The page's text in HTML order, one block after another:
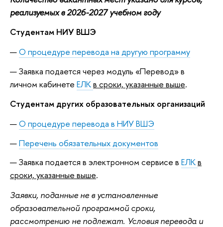
реализуемых в 2026-2027 учебном году
Студентам НИУ ВШЭ
О процедуре перевода на другую программу
Заявка подается через модуль «Перевод» в
личном кабинете ЕЛКв сроки, указанные выше.
Студентам других образовательных организаций
О процедуре перевода в НИУ ВШЭ
Перечень обязательных документов
Заявка подается в электронном сервисе в ЕЛКв
сроки, указанные выше.
Заявки, поданные не в установленные
образовательной программой сроки,
рассмотрению не подлежат. Условия перевода и